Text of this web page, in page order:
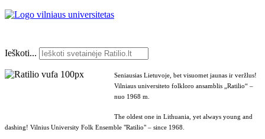
Ieškoti...
Seniausias Lietuvoje, bet visuomet jaunas ir veržlus!
Vilniaus universiteto folkloro ansamblis „Ratilio“ –
nuo 1968 m.
The oldest one in Lithuania, yet always young and
dashing! Vilnius University Folk Ensemble "Ratilio" – since 1968.